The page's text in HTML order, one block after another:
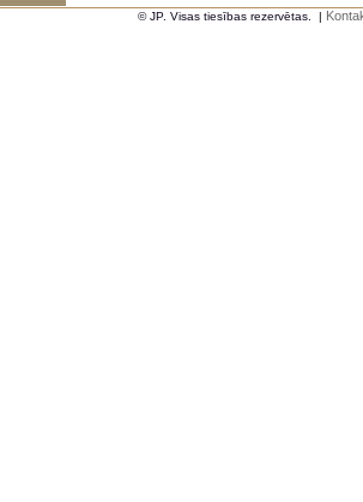
© JP. Visas tiesības rezervētas. |